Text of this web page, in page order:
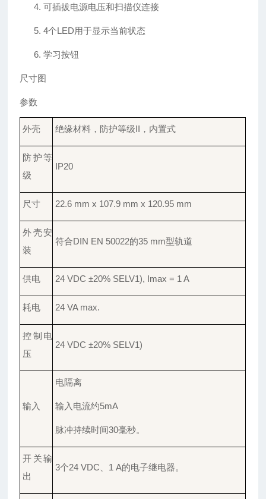
4.可插拔电源电压和扫描仪连接
5.4个LED用于显示当前状态
6.学习按钮
尺寸图
参数
外壳 绝缘材料，防护等级II，内置式
防护等
级
IP20
尺寸 22.6 mm x 107.9 mm x 120.95 mm
外壳安
装
符合DIN EN 50022的35 mm型轨道
供电 24 VDC ±20% SELV1), Imax = 1 A
耗电 24 VA max.
控制电
压
24 VDC ±20% SELV1)
输入
电隔离
输入电流约5mA
脉冲持续时间30毫秒。
开关输
出
3个24 VDC、1 A的电子继电器。